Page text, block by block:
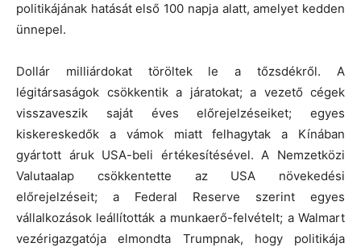
politikájának hatását első 100 napja alatt, amelyet kedden
ünnepel.
Dollár milliárdokat töröltek le a tőzsdékről. A
légitársaságok csökkentik a járatokat; a vezető cégek
visszaveszik saját éves előrejelzéseiket; egyes
kiskereskedők a vámok miatt felhagytak a Kínában
gyártott áruk USA-beli értékesítésével. A Nemzetközi
Valutaalap csökkentette az USA növekedési
előrejelzéseit; a Federal Reserve szerint egyes
vállalkozások leállították a munkaerő-felvételt; a Walmart
vezérigazgatója elmondta Trumpnak, hogy politikája